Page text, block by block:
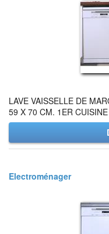
LAVE VAISSELLE DE
59 X 70 CM. 1ER CUISINE
Electroménager